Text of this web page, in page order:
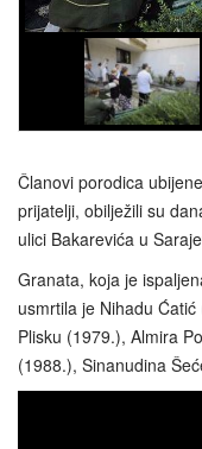
Članovi porodica
prijatelji, obilježili su
ulici Bakarevića u
Granata, koja je
usmrtila je Nihadu
Plisku (1979.), Almira
(1988.), Sinanudina